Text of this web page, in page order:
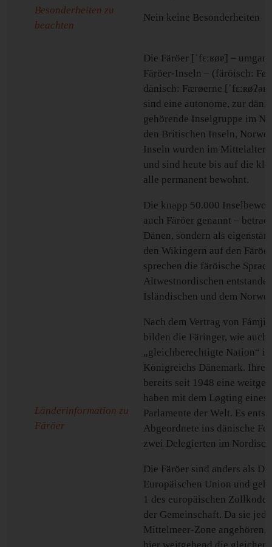
Besonderheiten zu
beachten
Nein keine Besonderheiten
Länderinformation zu
Färöer
Die Färöer [ˈfɛːʁøɐ] –
Färöer-Inseln – (färöisch:
dänisch: Færøerne
sind eine autonome, zur
gehörende Inselgruppe im
den Britischen Inseln,
Inseln wurden im Mittelalter
und sind heute bis auf die
alle permanent bewohnt.
Die knapp 50.000
auch Färöer genannt –
Dänen, sondern als
den Wikingern auf den
sprechen die färöische
Altwestnordischen
Isländischen und dem
Nach dem Vertrag von
bilden die Färinger, wie auch
„gleichberechtigte Nation“
Königreichs Dänemark. Ihre
bereits seit 1948 eine
haben mit dem Løgting eines
Parlamente der Welt. Es
Abgeordnete ins dänische
zwei Delegierten im
Die Färöer sind anders als
Europäischen Union und
1 des europäischen
der Gemeinschaft. Da sie
Mittelmeer-Zone angehören,